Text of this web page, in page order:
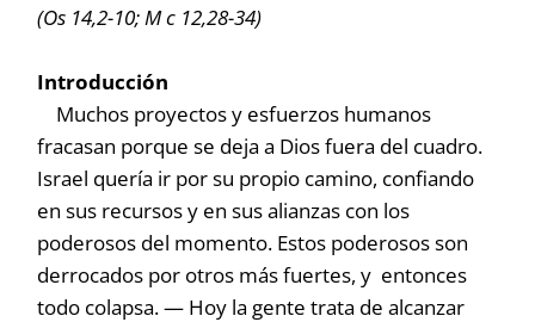
(Os 14,2-10; M c 12,28-34)
Introducción
Muchos proyectos y esfuerzos humanos
fracasan porque se deja a Dios fuera del cuadro.
Israel quería ir por su propio camino, confiando
en sus recursos y en sus alianzas con los
poderosos del momento. Estos poderosos son
derrocados por otros más fuertes, y entonces
todo colapsa. — Hoy la gente trata de alcanzar